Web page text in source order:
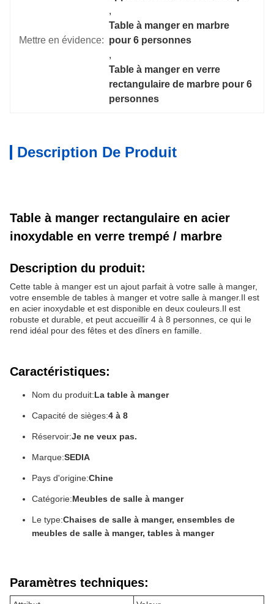
Mettre en évidence:
,
Table à manger en marbre
pour 6 personnes
,
Table à manger en verre
rectangulaire de marbre pour 6
personnes
Description De Produit
Table à manger rectangulaire en acier
inoxydable en verre trempé / marbre
Description du produit:
Cette table à manger est un ajout parfait à votre salle à manger,
votre ensemble de tables à manger et votre salle à manger.Il est
en acier inoxydable et est disponible en deux couleurs.Il est
robuste et durable, et peut accueillir 4 à 8 personnes, ce qui le
rend idéal pour des fêtes et des dîners en famille.
Caractéristiques:
Nom du produit:La table à manger
Capacité de sièges:4 à 8
Réservoir:Je ne veux pas.
Marque:SEDIA
Pays d'origine:Chine
Catégorie:Meubles de salle à manger
Le type:Chaises de salle à manger, ensembles de
meubles de salle à manger, tables à manger
Paramètres techniques: